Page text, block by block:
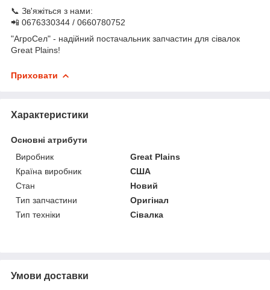
📞 Зв'яжіться з нами:
📲 0676330344 / 0660780752
"АгроСел" - надійний постачальник запчастин для сівалок
Great Plains!
Приховати
Характеристики
Основні атрибути
Виробник
Great Plains
Країна виробник
США
Стан
Новий
Тип запчастини
Оригінал
Тип техніки
Сівалка
Умови доставки